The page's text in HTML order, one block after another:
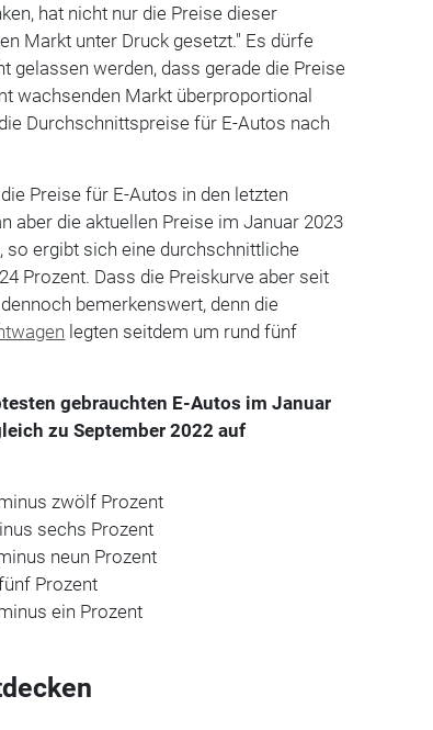
hat nicht nur die Preise dieser
Markt unter Druck gesetzt." Es dürfe
gelassen werden, dass gerade die Preise
wachsenden Markt überproportional
Durchschnittspreise für E-Autos nach
Preise für E-Autos in den letzten
aber die aktuellen Preise im Januar 2023
so ergibt sich eine durchschnittliche
Prozent. Dass die Preiskurve aber seit
bemerkenswert, denn die
legten seitdem um rund fünf
gebrauchten E-Autos im Januar
zu September 2022 auf
zwölf Prozent
sechs Prozent
neun Prozent
Prozent
ein Prozent